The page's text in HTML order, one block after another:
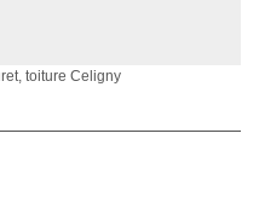
toiture Celigny